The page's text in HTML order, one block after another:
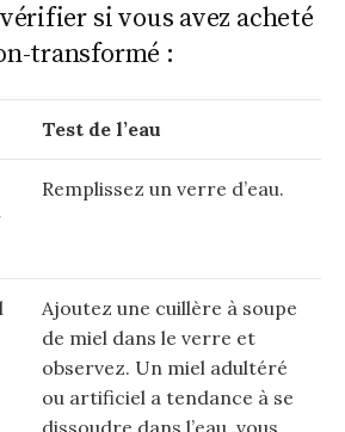
si vous avez acheté
transformé :
Test de l’eau
Remplissez un verre d’eau.
Ajoutez une cuillère à soupe
de miel dans le verre et
observez. Un miel adultéré
ou artificiel a tendance à se
dissoudre dans l’eau, vous